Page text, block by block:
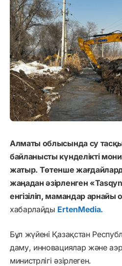
Алматы облысында су
байланысты күнделікті
жатыр. Төтенше
жаңадан әзірленген
енгізіліп, мамандар арнайы
хабарлайды ErtenMedia.
Бұл жүйені Қазақстан
даму, инновациялар және
министрлігі әзірлеген.